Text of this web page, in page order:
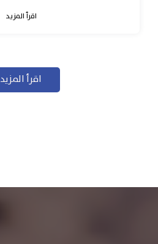
اقرأ المزيد
اقرأ المزيد